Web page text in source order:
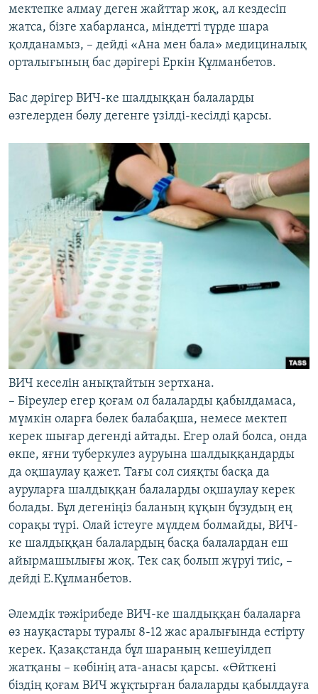
мектепке алмау деген жайттар жоқ, ал кездесіп
жатса, бізге хабарланса, міндетті түрде шара
қолданамыз, – дейді «Ана мен бала» медициналық
орталығының бас дәрігері Еркін Құлманбетов.
Бас дәрігер ВИЧ-ке шалдыққан балаларды
өзгелерден бөлу дегенге үзілді-кесілді қарсы.
ВИЧ кеселін анықтайтын зертхана.
– Біреулер егер қоғам ол балаларды қабылдамаса,
мүмкін оларға бөлек балабақша, немесе мектеп
керек шығар дегенді айтады. Егер олай болса, онда
өкпе, яғни туберкулез ауруына шалдыққандарды
да оқшаулау қажет. Тағы сол сияқты басқа да
ауруларға шалдыққан балаларды оқшаулау керек
болады. Бұл дегеніңіз баланың құқын бұзудың ең
сорақы түрі. Олай істеуге мүлдем болмайды, ВИЧ-
ке шалдыққан балалардың басқа балалардан еш
айырмашылығы жоқ. Тек сақ болып жүруі тиіс, –
дейді Е.Құлманбетов.
Әлемдік тәжірибеде ВИЧ-ке шалдыққан балаларға
өз науқастары туралы 8-12 жас аралығында естірту
керек. Қазақстанда бұл шараның кешеуілдеп
жатқаны – көбінің ата-анасы қарсы. «Өйткені
біздің қоғам ВИЧ жұқтырған балаларды қабылдауға